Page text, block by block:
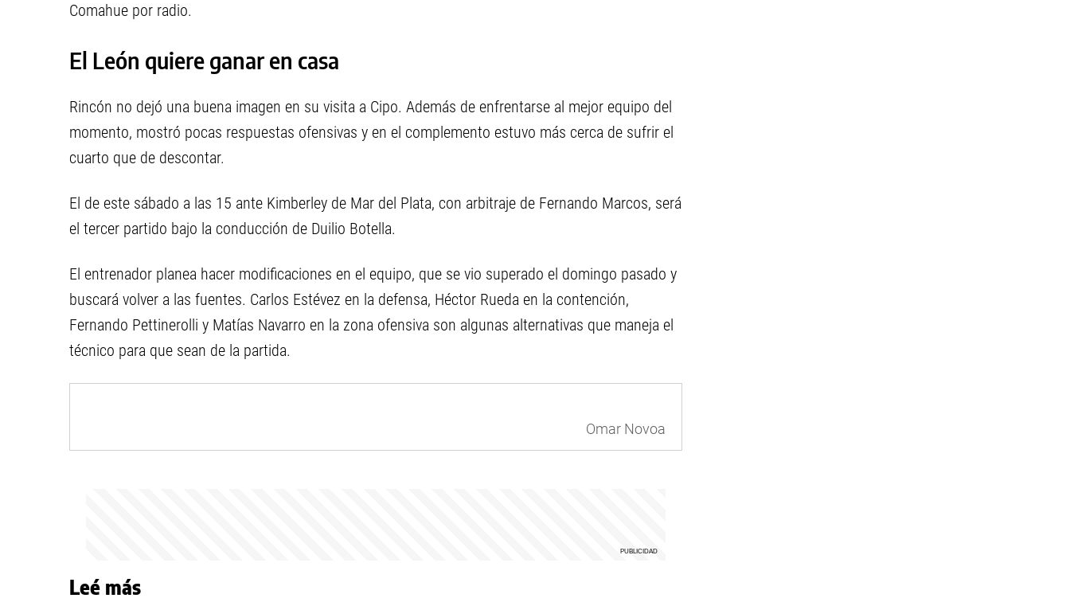
Comahue por radio.
El León quiere ganar en casa
Rincón no dejó una buena imagen en su visita a Cipo. Además de enfrentarse al mejor equipo del
momento, mostró pocas respuestas ofensivas y en el complemento estuvo más cerca de sufrir el
cuarto que de descontar.
El de este sábado a las 15 ante Kimberley de Mar del Plata, con arbitraje de Fernando Marcos, será
el tercer partido bajo la conducción de Duilio Botella.
El entrenador planea hacer modificaciones en el equipo, que se vio superado el domingo pasado y
buscará volver a las fuentes. Carlos Estévez en la defensa, Héctor Rueda en la contención,
Fernando Pettinerolli y Matías Navarro en la zona ofensiva son algunas alternativas que maneja el
técnico para que sean de la partida.
Omar Novoa
Leé más